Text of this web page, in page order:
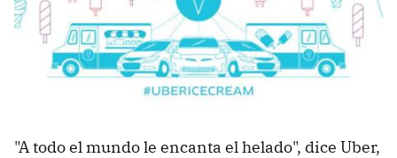
"A todo el mundo le encanta el helado", dice Uber,